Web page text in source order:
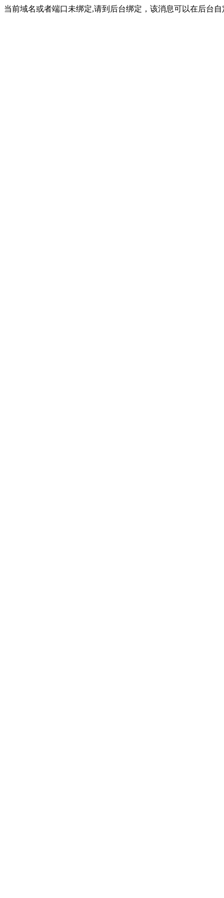
当前域名或者端口未绑定,请到后台绑定，该消息可以在后台自